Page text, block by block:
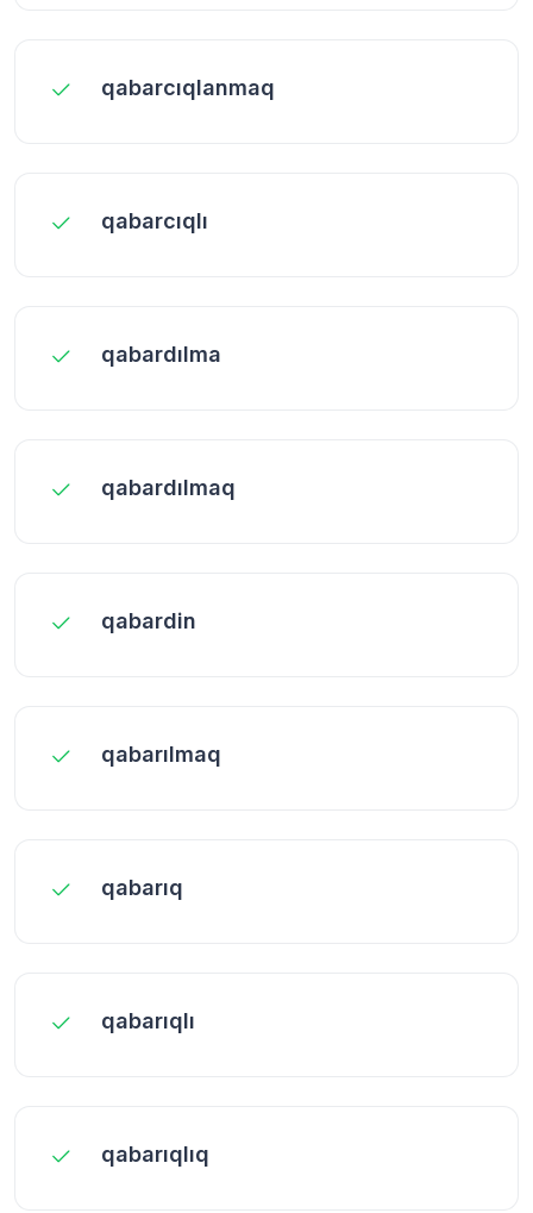
qabarcıqlanmaq
qabarcıqlı
qabardılma
qabardılmaq
qabardin
qabarılmaq
qabarıq
qabarıqlı
qabarıqlıq